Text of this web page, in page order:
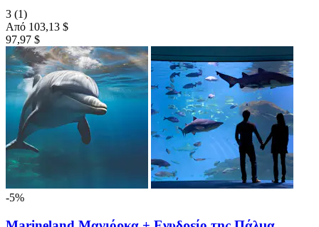
3 (1)
Από 103,13 $
97,97 $
-5%